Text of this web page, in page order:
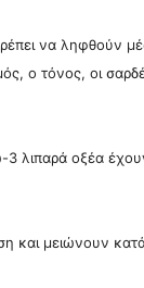
να ληφθούν
ο τόνος, οι
οξέα έχουν
και μειώνουν